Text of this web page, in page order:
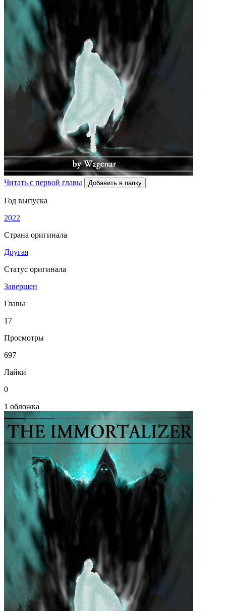
Читать с первой главы Добавить в папку
Год выпуска
2022
Страна оригинала
Другая
Статус оригинала
Завершен
Главы
17
Просмотры
697
Лайки
0
1 обложка